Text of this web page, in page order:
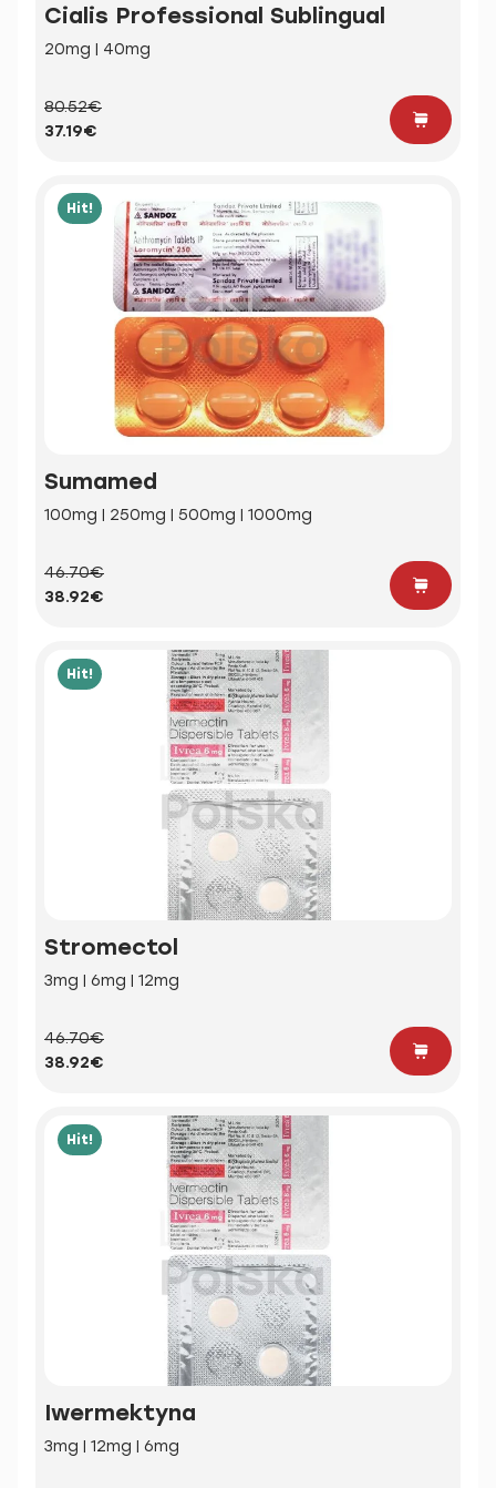
Cialis Professional Sublingual
20mg | 40mg
80.52€
37.19€
Hit!
Sumamed
100mg | 250mg | 500mg | 1000mg
46.70€
38.92€
Hit!
Stromectol
3mg | 6mg | 12mg
46.70€
38.92€
Hit!
Iwermektyna
3mg | 12mg | 6mg